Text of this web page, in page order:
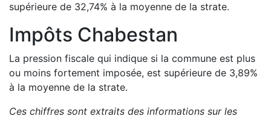
supérieure de 32,74% à la moyenne de la strate.
Impôts Chabestan
La pression fiscale qui indique si la commune est plus
ou moins fortement imposée, est supérieure de 3,89%
à la moyenne de la strate.
Ces chiffres sont extraits des informations sur les